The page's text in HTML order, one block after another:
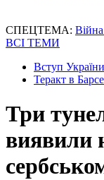
СПЕЦТЕМА: Війна
ВСІ ТЕМИ
Вступ
Теракт в
Три
виявили